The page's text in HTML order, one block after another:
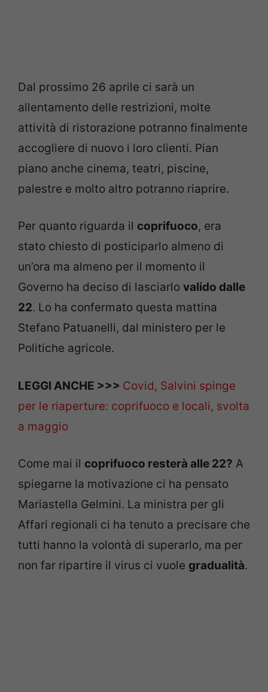
Dal prossimo 26 aprile ci sarà un
allentamento delle restrizioni, molte
attività di ristorazione potranno finalmente
accogliere di nuovo i loro clienti. Pian
piano anche cinema, teatri, piscine,
palestre e molto altro potranno riaprire.
Per quanto riguarda il coprifuoco, era
stato chiesto di posticiparlo almeno di
un’ora ma almeno per il momento il
Governo ha deciso di lasciarlo valido dalle
22. Lo ha confermato questa mattina
Stefano Patuanelli, dal ministero per le
Politiche agricole.
LEGGI ANCHE >>> Covid, Salvini spinge
per le riaperture: coprifuoco e locali, svolta
a maggio
Come mai il coprifuoco resterà alle 22? A
spiegarne la motivazione ci ha pensato
Mariastella Gelmini. La ministra per gli
Affari regionali ci ha tenuto a precisare che
tutti hanno la volontà di superarlo, ma per
non far ripartire il virus ci vuole gradualità.